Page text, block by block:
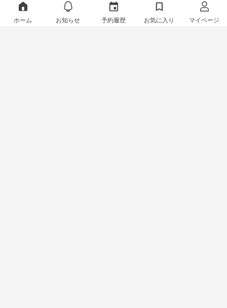
ホーム お知らせ 予約履歴 お気に入り マイページ